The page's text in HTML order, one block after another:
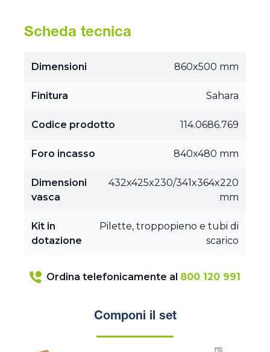
Scheda tecnica
Dimensioni 860x500 mm
Finitura Sahara
Codice prodotto 114.0686.769
Foro incasso 840x480 mm
Dimensioni
vasca
432x425x230/341x364x220
mm
Kit in
dotazione
Pilette, troppopieno e tubi di
scarico
Ordina telefonicamente al 800 120 991
Componi il set